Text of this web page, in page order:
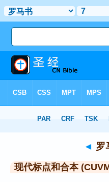
> 罗马书 7
◄ 罗
现代标点和合本